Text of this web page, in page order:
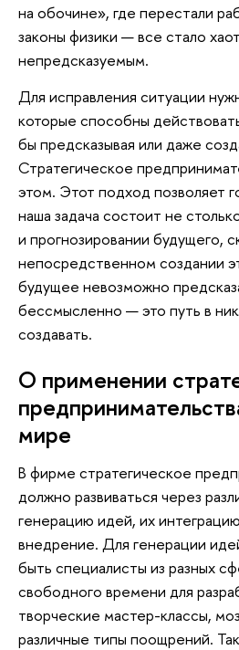
на обочине», где перестали
законы физики — все стало
непредсказуемым.
Для исправления ситуации
которые способны
бы предсказывая или даже
Стратегическое
этом. Этот подход позволяет
наша задача состоит не
и прогнозировании будущего,
непосредственном создании
будущее невозможно
бессмысленно — это путь в
создавать.
О применении
мире
В фирме стратегическое
должно развиваться через
генерацию идей, их
внедрение. Для генерации
быть специалисты из разных
свободного времени для
творческие мастер-классы,
различные типы поощрений.